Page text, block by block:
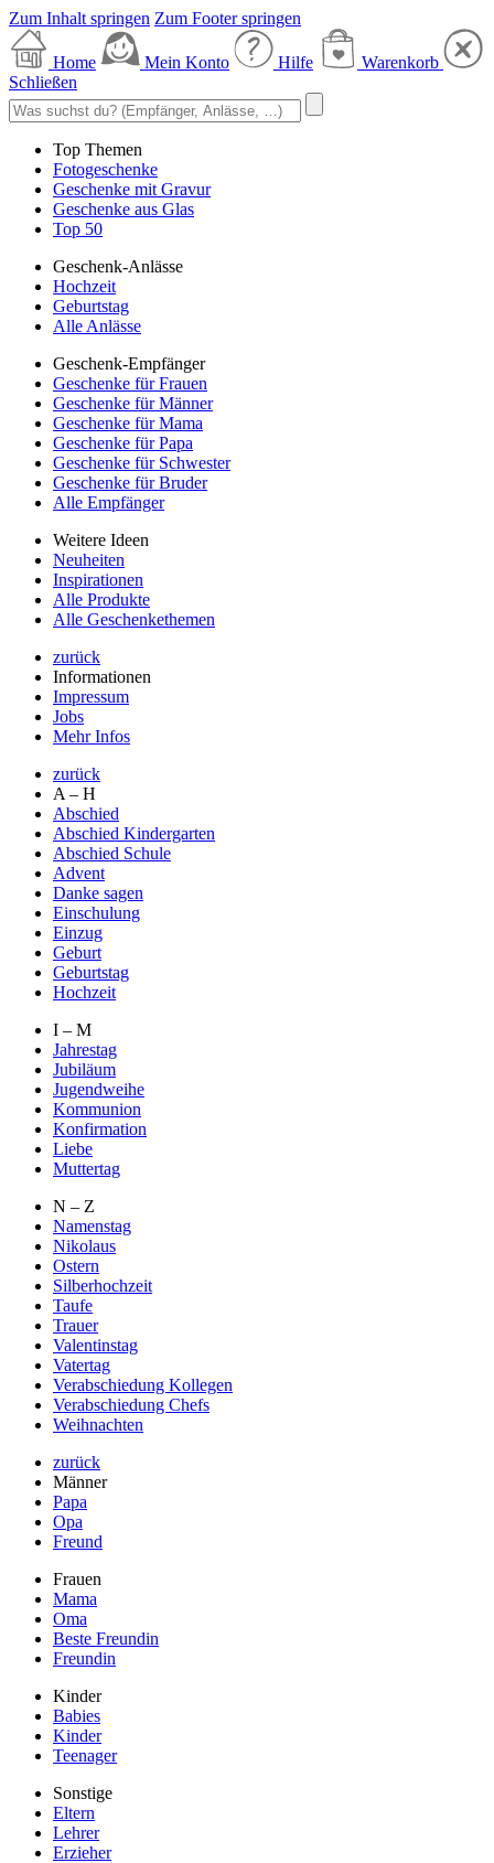
Zum Inhalt springen Zum Footer springen
Home Mein Konto Hilfe
Warenkorb
Schließen
Top Themen
Fotogeschenke
Geschenke mit Gravur
Geschenke aus Glas
Top 50
Geschenk-Anlässe
Hochzeit
Geburtstag
Alle Anlässe
Geschenk-Empfänger
Geschenke für Frauen
Geschenke für Männer
Geschenke für Mama
Geschenke für Papa
Geschenke für Schwester
Geschenke für Bruder
Alle Empfänger
Weitere Ideen
Neuheiten
Inspirationen
Alle Produkte
Alle Geschenkethemen
zurück
Informationen
Impressum
Jobs
Mehr Infos
zurück
A – H
Abschied
Abschied Kindergarten
Abschied Schule
Advent
Danke sagen
Einschulung
Einzug
Geburt
Geburtstag
Hochzeit
I – M
Jahrestag
Jubiläum
Jugendweihe
Kommunion
Konfirmation
Liebe
Muttertag
N – Z
Namenstag
Nikolaus
Ostern
Silberhochzeit
Taufe
Trauer
Valentinstag
Vatertag
Verabschiedung Kollegen
Verabschiedung Chefs
Weihnachten
zurück
Männer
Papa
Opa
Freund
Frauen
Mama
Oma
Beste Freundin
Freundin
Kinder
Babies
Kinder
Teenager
Sonstige
Eltern
Lehrer
Erzieher